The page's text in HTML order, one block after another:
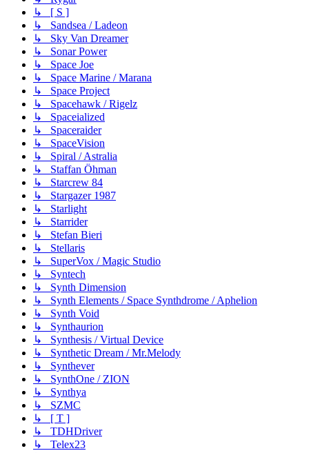
↳ [ S ]
↳ Sandsea / Ladeon
↳ Sky Van Dreamer
↳ Sonar Power
↳ Space Joe
↳ Space Marine / Marana
↳ Space Project
↳ Spacehawk / Rigelz
↳ Spaceialized
↳ Spaceraider
↳ SpaceVision
↳ Spiral / Astralia
↳ Staffan Öhman
↳ Starcrew 84
↳ Stargazer 1987
↳ Starlight
↳ Starrider
↳ Stefan Bieri
↳ Stellaris
↳ SuperVox / Magic Studio
↳ Syntech
↳ Synth Dimension
↳ Synth Elements / Space Synthdrome / Aphelion
↳ Synth Void
↳ Synthaurion
↳ Synthesis / Virtual Device
↳ Synthetic Dream / Mr.Melody
↳ Synthever
↳ SynthOne / ZION
↳ Synthya
↳ SZMC
↳ [ T ]
↳ TDHDriver
↳ Telex23